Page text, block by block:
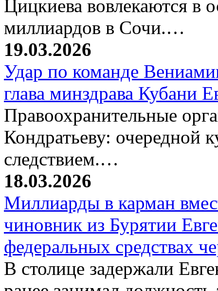
Цицкиева вовлекаются в
миллиардов в Сочи.…
19.03.2026
Удар по команде
глава минздрава Кубани
Правоохранительные
Кондратьеву: очередной
следствием.…
18.03.2026
Миллиарды в карман
чиновник из Бурятии
федеральных средствах
В столице задержали